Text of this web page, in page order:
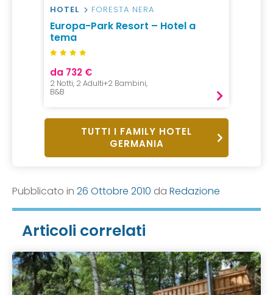
HOTEL FORESTA NERA
Europa-Park Resort – Hotel a
tema
da 732 €
2 Notti, 2 Adulti+2 Bambini,
B&B
TUTTI I FAMILY HOTEL
GERMANIA
Pubblicato in 26 Ottobre 2010 da Redazione
Articoli correlati